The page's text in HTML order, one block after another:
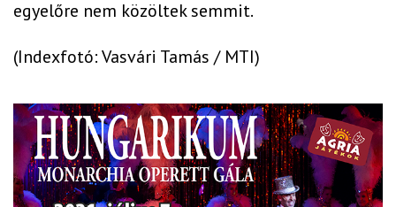
egyelőre nem közöltek semmit.
(Indexfotó: Vasvári Tamás / MTI)